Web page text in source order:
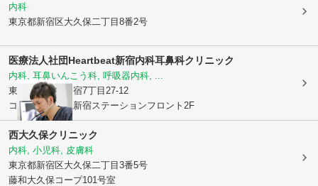
内科
東京都新宿区大久保二丁目8番2号
医療法人社団Heartbeat新宿内科耳鼻科クリニック
内科, 耳鼻いんこう科, 呼吸器内科, ...
東京都新宿区
新宿7丁目27-12
コンフォリア東新宿ステーションフロント2F
西大久保クリニック
内科, 小児科, 皮膚科
東京都新宿区大久保二丁目3番5号
藤和大久保コープ101号室